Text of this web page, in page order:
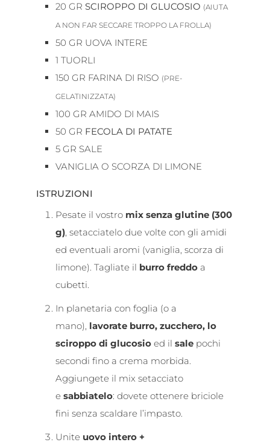
20 GR SCIROPPO DI GLUCOSIO (AIUTA
A NON FAR SECCARE TROPPO LA FROLLA)
50 GR UOVA INTERE
1 TUORLI
150 GR FARINA DI RISO (PRE-
GELATINIZZATA)
100 GR AMIDO DI MAIS
50 GR FECOLA DI PATATE
5 GR SALE
VANIGLIA O SCORZA DI LIMONE
ISTRUZIONI
Pesate il vostro mix senza glutine (300
g), setacciatelo due volte con gli amidi
ed eventuali aromi (vaniglia, scorza di
limone). Tagliate il burro freddo a
cubetti.
In planetaria con foglia (o a
mano), lavorate burro, zucchero, lo
sciroppo di glucosio ed il sale pochi
secondi fino a crema morbida.
Aggiungete il mix setacciato
e sabbiatelo: dovete ottenere briciole
fini senza scaldare l’impasto.
Unite uovo intero +